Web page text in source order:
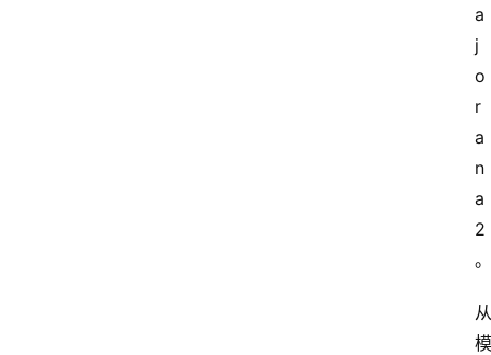
a
j
o
r
a
n
a
2
。
从
模